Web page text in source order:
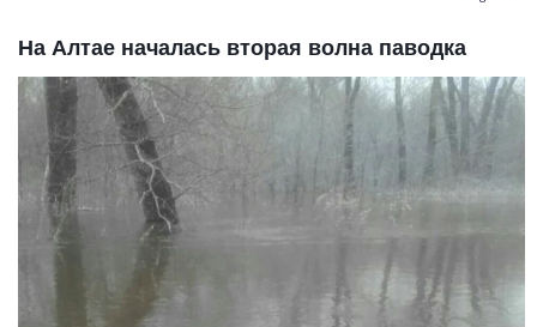
На Алтае началась вторая волна паводка